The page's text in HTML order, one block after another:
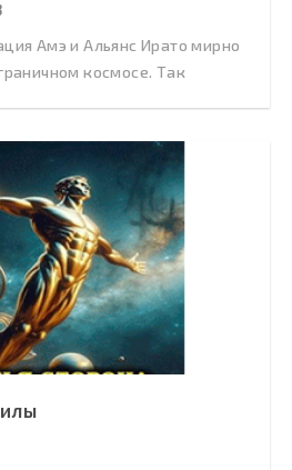
Амэ и Альянс Ирато мирно
космосе. Так